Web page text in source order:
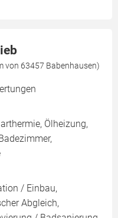
von 63457 Babenhausen)
Ölheizung,
/ Einbau,
Abgleich,